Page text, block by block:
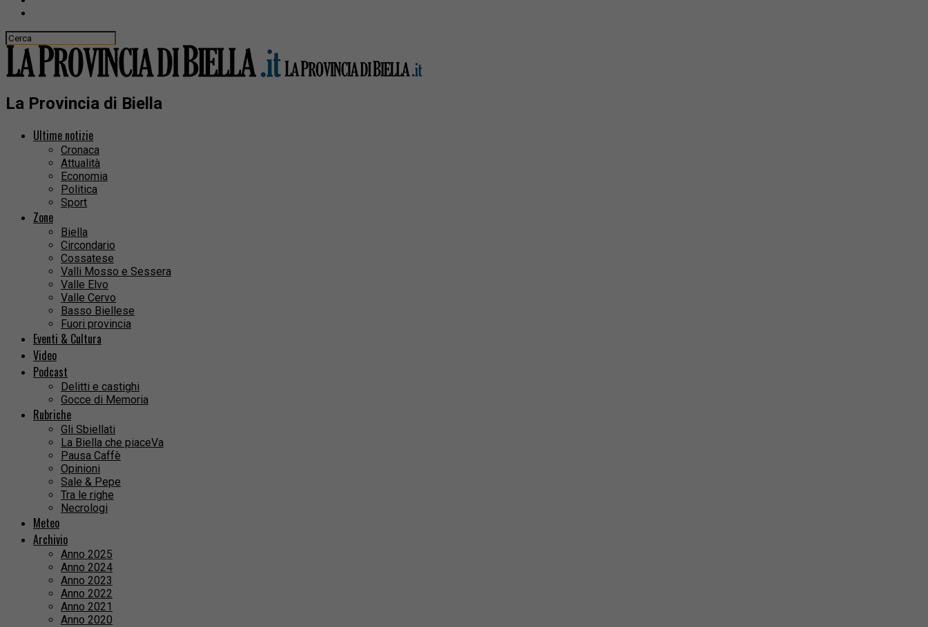
La Provincia di Biella
Ultime notizie
Cronaca
Attualità
Economia
Politica
Sport
Zone
Biella
Circondario
Cossatese
Valli Mosso e Sessera
Valle Elvo
Valle Cervo
Basso Biellese
Fuori provincia
Eventi & Cultura
Video
Podcast
Delitti e castighi
Gocce di Memoria
Rubriche
Gli Sbiellati
La Biella che piaceVa
Pausa Caffè
Opinioni
Sale & Pepe
Tra le righe
Necrologi
Meteo
Archivio
Anno 2025
Anno 2024
Anno 2023
Anno 2022
Anno 2021
Anno 2020